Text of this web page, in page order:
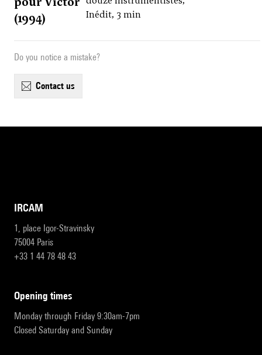
(1994)
Inédit, 3 min
Do you notice a mistake?
contact us
IRCAM
1, place Igor-Stravinsky
75004 Paris
+33 1 44 78 48 43
opening times
Monday through Friday 9:30am-7pm
Closed Saturday and Sunday